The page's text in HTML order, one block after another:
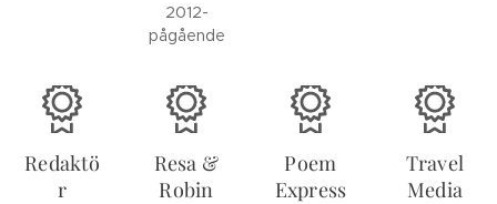
2012-
pågående
Redaktö
r
Resa &
Robin
Poem
Express
Travel
Media